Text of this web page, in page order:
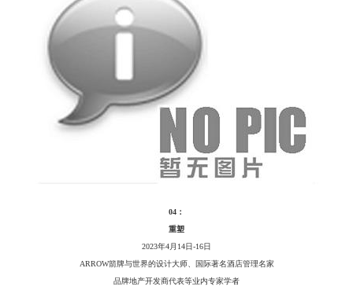
04：
重塑
2023年4月14日-16日
ARROW箭牌与世界的设计大师、国际著名酒店管理名家
品牌地产开发商代表等业内专家学者